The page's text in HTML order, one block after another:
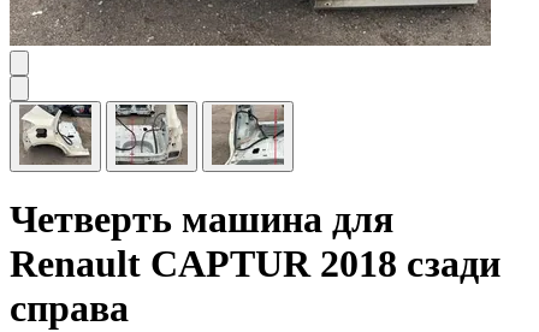
Четверть машина для
Renault CAPTUR 2018 сзади
справа